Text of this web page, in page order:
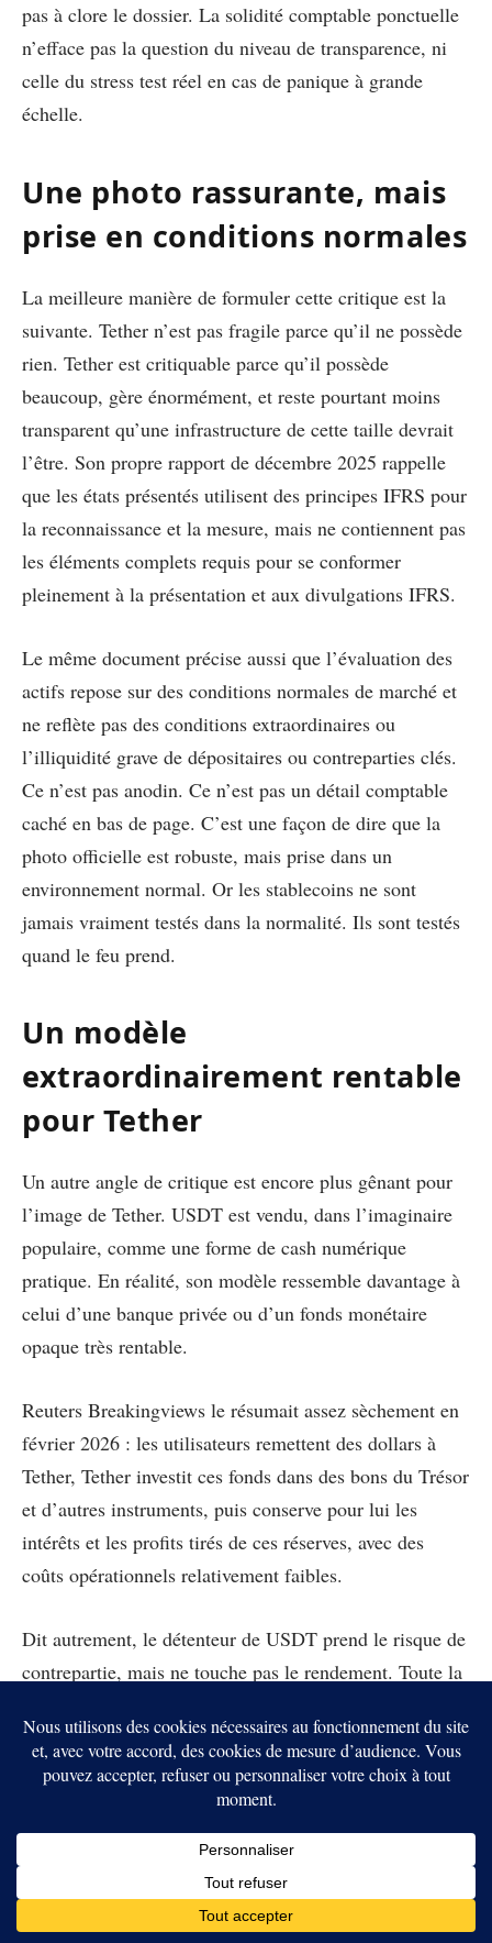
pas à clore le dossier. La solidité comptable ponctuelle
n’efface pas la question du niveau de transparence, ni
celle du stress test réel en cas de panique à grande
échelle.
Une photo rassurante, mais
prise en conditions normales
La meilleure manière de formuler cette critique est la
suivante. Tether n’est pas fragile parce qu’il ne possède
rien. Tether est critiquable parce qu’il possède
beaucoup, gère énormément, et reste pourtant moins
transparent qu’une infrastructure de cette taille devrait
l’être. Son propre rapport de décembre 2025 rappelle
que les états présentés utilisent des principes IFRS pour
la reconnaissance et la mesure, mais ne contiennent pas
les éléments complets requis pour se conformer
pleinement à la présentation et aux divulgations IFRS.
Le même document précise aussi que l’évaluation des
actifs repose sur des conditions normales de marché et
ne reflète pas des conditions extraordinaires ou
l’illiquidité grave de dépositaires ou contreparties clés.
Ce n’est pas anodin. Ce n’est pas un détail comptable
caché en bas de page. C’est une façon de dire que la
photo officielle est robuste, mais prise dans un
environnement normal. Or les stablecoins ne sont
jamais vraiment testés dans la normalité. Ils sont testés
quand le feu prend.
Un modèle
extraordinairement rentable
pour Tether
Un autre angle de critique est encore plus gênant pour
l’image de Tether. USDT est vendu, dans l’imaginaire
populaire, comme une forme de cash numérique
pratique. En réalité, son modèle ressemble davantage à
celui d’une banque privée ou d’un fonds monétaire
opaque très rentable.
Reuters Breakingviews le résumait assez sèchement en
février 2026 : les utilisateurs remettent des dollars à
Tether, Tether investit ces fonds dans des bons du Trésor
et d’autres instruments, puis conserve pour lui les
intérêts et les profits tirés de ces réserves, avec des
coûts opérationnels relativement faibles.
Dit autrement, le détenteur de USDT prend le risque de
contrepartie, mais ne touche pas le rendement. Toute la
vend donc pas seulement de la stabilité. Il vend une
promesse de liquidité tout en captant presque toute
l’économie de cette promesse. C’est un modèle
extraordinairement efficace pour l’entreprise. C’est
l’utilisateur.